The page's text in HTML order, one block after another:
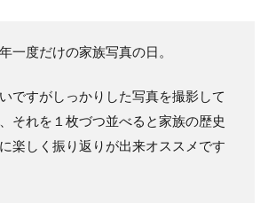
一度だけの家族写真の日。
ですがしっかりした写真を撮影して
それを１枚づつ並べると家族の歴史
楽しく振り返りが出来オススメです